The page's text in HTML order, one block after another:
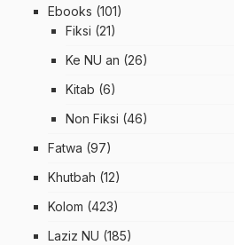
Ebooks (101)
Fiksi (21)
Ke NU an (26)
Kitab (6)
Non Fiksi (46)
Fatwa (97)
Khutbah (12)
Kolom (423)
Laziz NU (185)